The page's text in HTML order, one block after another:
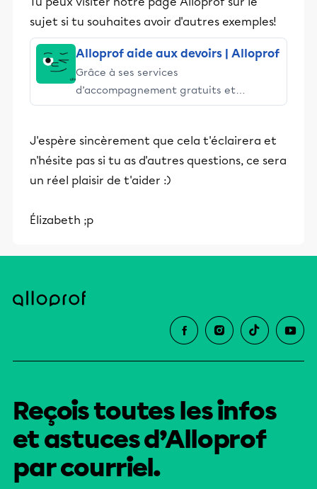
sujet si tu souhaites avoir d'autres exemples!
Alloprof aide aux devoirs | Alloprof
Grâce à ses services
d’accompagnement gratuits et
stimulants, Alloprof engage les élèves
éducative.
J'espère sincèrement que cela t'éclairera et
n'hésite pas si tu as d'autres questions, ce sera
un réel plaisir de t'aider :)
Élizabeth ;p
Reçois toutes les infos
et astuces d’Alloprof
par courriel.